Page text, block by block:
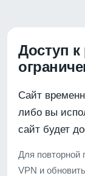
Доступ к
Сайт
либо вы
сайт будет
Для повторной
VPN и